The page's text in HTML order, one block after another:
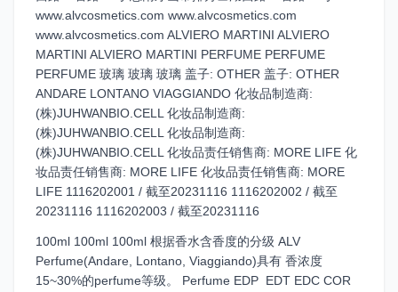
www.alvcosmetics.com www.alvcosmetics.com
www.alvcosmetics.com ALVIERO MARTINI ALVIERO
MARTINI ALVIERO MARTINI PERFUME PERFUME
PERFUME 玻璃 玻璃 玻璃 盖子: OTHER 盖子: OTHER
ANDARE LONTANO VIAGGIANDO 化妆品制造商:
(株)JUHWANBIO.CELL 化妆品制造商:
(株)JUHWANBIO.CELL 化妆品制造商:
(株)JUHWANBIO.CELL 化妆品责任销售商: MORE LIFE 化
妆品责任销售商: MORE LIFE 化妆品责任销售商: MORE
LIFE 1116202001 / 截至20231116 1116202002 / 截至
20231116 1116202003 / 截至20231116
100ml 100ml 100ml 根据香水含香度的分级 ALV
Perfume(Andare, Lontano, Viaggiando)具有 香浓度
15~30%的perfume等级。 Perfume EDP​ ​ EDT EDC COR